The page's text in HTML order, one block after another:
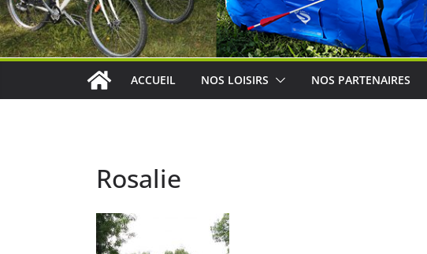
ACCUEIL NOS LOISIRS NOS PARTENAIRES
Rosalie